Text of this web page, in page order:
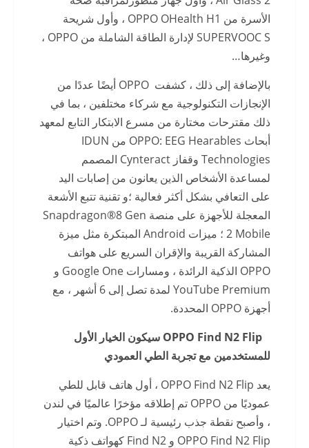
الأسرة من OPPO OHealth H1 ، وأول شريحة
SUPERVOOC S لإدارة الطاقة الشاملة من OPPO ،
وغيرها…
بالإضافة إلى ذلك ، كشفت OPPO أيضًا عددًا من
الإنجازات التكنولوجية مع شركاء مختلفين ، بما في
ذلك مقترحات مختارة من مسرع الابتكار التابع لمعهد
أبحاث OPPO: EEG Hearables من IDUN
Technologies وقفاز Cynteract المصمم
لمساعدة الأشخاص الذين يعانون من إصابات اليد
على التعافي بشكل أكثر فعالية ؛و تقنية تتبع الأشعة
المعجلة للأجهزة على منصة Snapdragon®8 Gen
2 Mobile ؛ ميزات Android المبتكرة مثل ميزة
المشاركة القريبة والإقران السريع على هواتف
OPPO الذكية الرائدة ، ومسارات Google One و
YouTube Premium لمدة تصل إلى 6 أشهر ، مع
أجهزة OPPO المحددة.
OPPO Find N2 Flip سيكون الخيار الأول
للمستخدمين مع تجربة الطي العمودي
يعد OPPO Find N2 Flip ، أول هاتف قابل للطي
عموديًا من OPPO تم إطلاقه مؤخرًا عالميًا في لندن
، وأصبح نقطة جذب رئيسية لـ OPPO. وتم اختيار
OPPO Find N2 Flip و Find N2 كهواتف ذكية